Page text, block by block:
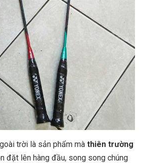
trời là sản phẩm mà thiên trường
đặt lên hàng đầu, song song chúng